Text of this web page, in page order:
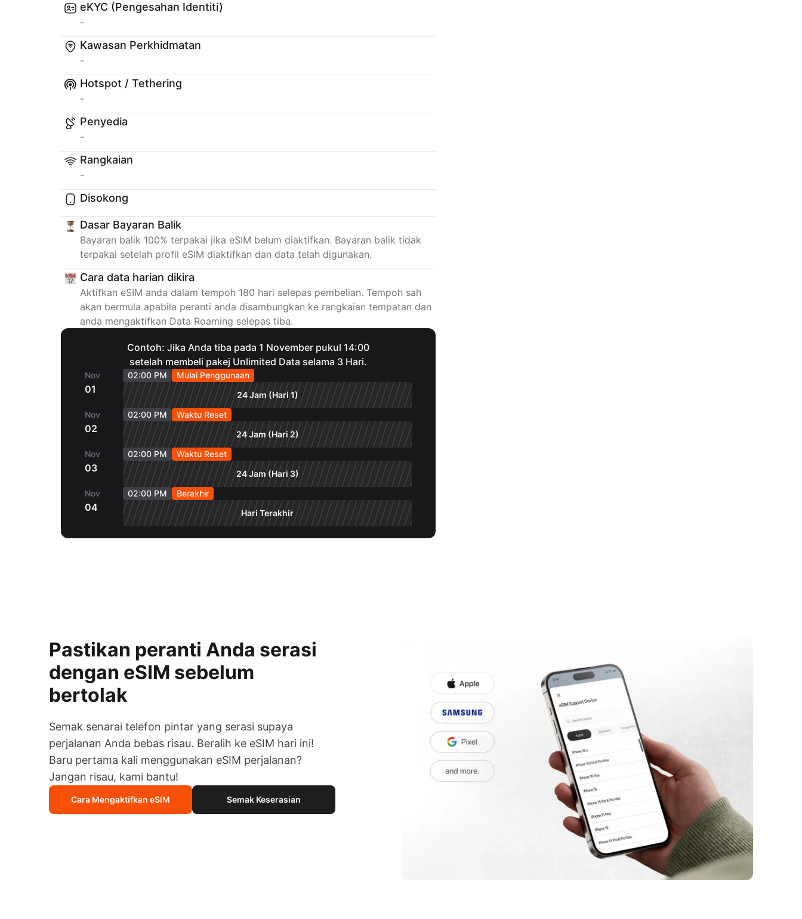
eKYC (Pengesahan Identiti)
-
Kawasan Perkhidmatan
-
Hotspot / Tethering
-
Penyedia
-
Rangkaian
-
Disokong
Dasar Bayaran Balik
Bayaran balik 100% terpakai jika eSIM belum diaktifkan. Bayaran balik tidak
terpakai setelah profil eSIM diaktifkan dan data telah digunakan.
Cara data harian dikira
Aktifkan eSIM anda dalam tempoh 180 hari selepas pembelian. Tempoh sah
akan bermula apabila peranti anda disambungkan ke rangkaian tempatan dan
anda mengaktifkan Data Roaming selepas tiba.
Contoh: Jika Anda tiba pada 1 November pukul 14:00
setelah membeli pakej Unlimited Data selama 3 Hari.
Nov
01
02:00 PM
Mulai Penggunaan
24 Jam (Hari 1)
Nov
02
02:00 PM
Waktu Reset
24 Jam (Hari 2)
Nov
03
02:00 PM
Waktu Reset
24 Jam (Hari 3)
Nov
04
02:00 PM
Berakhir
Hari Terakhir
Pastikan peranti Anda serasi
dengan eSIM sebelum
bertolak
Semak senarai telefon pintar yang serasi supaya
perjalanan Anda bebas risau. Beralih ke eSIM hari ini!
Baru pertama kali menggunakan eSIM perjalanan?
Jangan risau, kami bantu!
Cara Mengaktifkan eSIM Semak Keserasian